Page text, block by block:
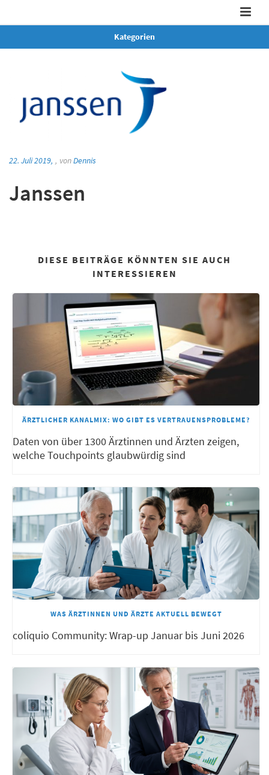
Kategorien
22. Juli 2019, , vonDennis
Janssen
DIESE BEITRÄGE KÖNNTEN SIE AUCH
INTERESSIEREN
ÄRZTLICHER KANALMIX: WO GIBT ES VERTRAUENSPROBLEME?
Daten von über 1300 Ärztinnen und Ärzten zeigen,
welche Touchpoints glaubwürdig sind
WAS ÄRZTINNEN UND ÄRZTE AKTUELL BEWEGT
coliquio Community: Wrap-up Januar bis Juni 2026